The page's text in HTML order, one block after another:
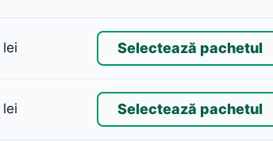
Selectează pachetul
Selectează pachetul